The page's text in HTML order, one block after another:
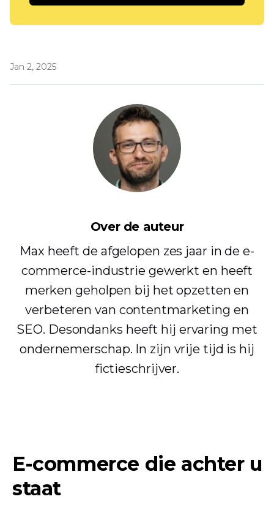
Jan 2, 2025
Over de auteur
Max heeft de afgelopen zes jaar in de e-
commerce-industrie gewerkt en heeft
merken geholpen bij het opzetten en
verbeteren van contentmarketing en
SEO. Desondanks heeft hij ervaring met
ondernemerschap. In zijn vrije tijd is hij
fictieschrijver.
E-commerce die achter u
staat